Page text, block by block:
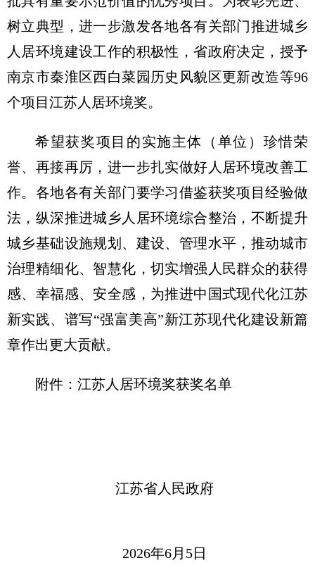
树立典型，进一步激发各地各有关部门推进城乡
人居环境建设工作的积极性，省政府决定，授予
南京市秦淮区西白菜园历史风貌区更新改造等96
个项目江苏人居环境奖。
希望获奖项目的实施主体（单位）珍惜荣
誉、再接再厉，进一步扎实做好人居环境改善工
作。各地各有关部门要学习借鉴获奖项目经验做
法，纵深推进城乡人居环境综合整治，不断提升
城乡基础设施规划、建设、管理水平，推动城市
治理精细化、智慧化，切实增强人民群众的获得
感、幸福感、安全感，为推进中国式现代化江苏
新实践、谱写“强富美高”新江苏现代化建设新篇
章作出更大贡献。
附件：江苏人居环境奖获奖名单
江苏省人民政府
2026年6月5日